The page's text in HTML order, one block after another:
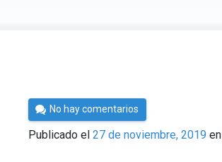
Por
César
Tomé
No hay comentarios
Publicado el27 de noviembre, 2019 en